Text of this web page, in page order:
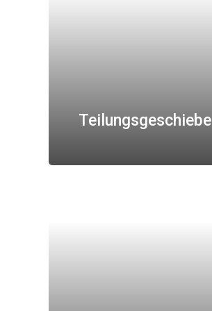
Teilungsgeschiebe